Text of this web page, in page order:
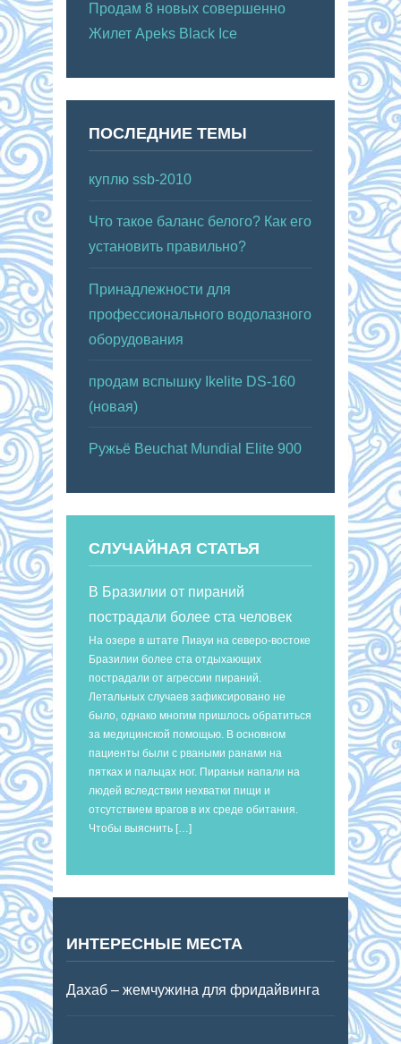
Продам 8 новых совершенно
Жилет Apeks Black Ice
ПОСЛЕДНИЕ ТЕМЫ
куплю ssb-2010
Что такое баланс белого? Как его
установить правильно?
Принадлежности для
профессионального водолазного
оборудования
продам вспышку Ikelite DS-160
(новая)
Ружьё Beuchat Mundial Elite 900
СЛУЧАЙНАЯ СТАТЬЯ
В Бразилии от пираний
пострадали более ста человек
На озере в штате Пиауи на северо-востоке
Бразилии более ста отдыхающих
пострадали от агрессии пираний.
Летальных случаев зафиксировано не
было, однако многим пришлось обратиться
за медицинской помощью. В основном
пациенты были с рваными ранами на
пятках и пальцах ног. Пираньи напали на
людей вследствии нехватки пищи и
отсутствием врагов в их среде обитания.
Чтобы выяснить […]
ИНТЕРЕСНЫЕ МЕСТА
Дахаб – жемчужина для фридайвинга